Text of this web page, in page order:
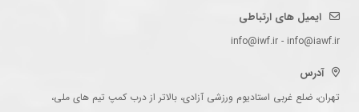
ایمیل های ارتباطی
info@iwf.ir - info@iawf.ir
آدرس
تهران، ضلع غربی استادیوم ورزشی آزادی، بالاتر از درب کمپ تیم های ملی،